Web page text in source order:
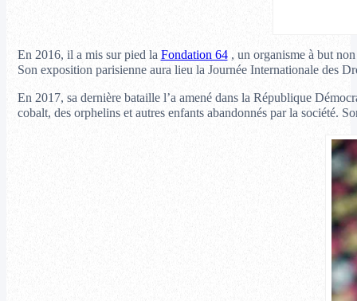
En 2016, il a mis sur pied la Fondation 64, un organisme à but
Son exposition parisienne aura lieu la Journée Internationale des
En 2017, sa dernière bataille l’a amené dans la République
cobalt, des orphelins et autres enfants abandonnés par la société.